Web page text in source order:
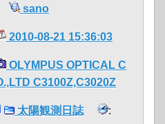
sano
2010-08-21 15:36:03
OLYMPUS OPTICAL C
C3100Z,C3020Z
太陽観測日誌
: